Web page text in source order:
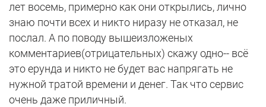
лет восемь, примерно как они открылись, лично
знаю почти всех и никто ниразу не отказал, не
послал. А по поводу вышеизложеных
комментариев(отрицательных) скажу одно-- всё
это ерунда и никто не будет вас напрягать не
нужной тратой времени и денег. Так что сервис
очень даже приличный.